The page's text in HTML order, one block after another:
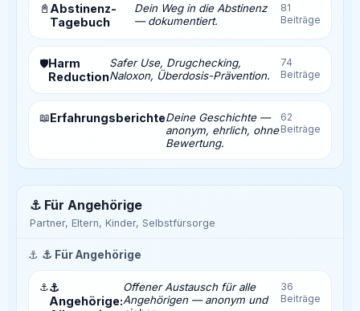
📓 Abstinenz-
Tagebuch
Dein Weg in die Abstinenz
— dokumentiert.
81
Beiträge
🛡️Harm
Reduction
Safer Use, Drugchecking,
Naloxon, Überdosis-Prävention.
74
Beiträge
📖ErfahrungsberichteDeine Geschichte —
anonym, ehrlich, ohne
Bewertung.
62
Beiträge
⚓ Für Angehörige
Partner, Eltern, Kinder, Selbstfürsorge
⚓ ⚓ Für Angehörige
⚓⚓
Angehörige:
Offener Austausch für alle
Angehörigen — anonym und
36
Beiträge